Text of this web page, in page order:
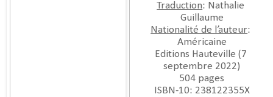
Traduction: Nathalie
Guillaume
Nationalité de l’auteur:
Américaine
Editions Hauteville (7
septembre 2022)
504 pages
ISBN-10: ‎238122355X